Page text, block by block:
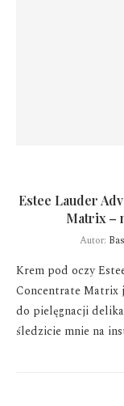
Estee Lauder
Matrix –
Autor:
Krem pod oczy
Concentrate Matrix
do pielęgnacji
śledzicie mnie na